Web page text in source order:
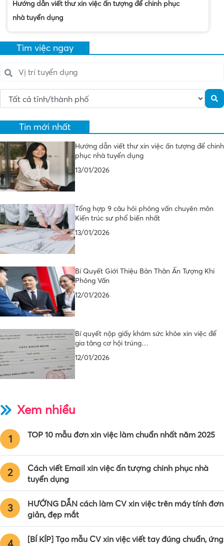
Hướng dẫn viết thư xin việc ấn tượng để chinh phục
nhà tuyển dụng
Tìm việc ngay
Tin mới nhất
Hướng dẫn viết thư xin việc ấn tượng để chinh
phục nhà tuyển dụng
13/01/2026
Tổng hợp 9 câu hỏi phỏng vấn chuyên môn
Kiến trúc sư phổ biến nhất
13/01/2026
Bí Quyết Giới Thiệu Bản Thân Ấn Tượng Khi
Phỏng Vấn
12/01/2026
Bí quyết nộp giấy khám sức khỏe xin việc để
gia tăng cơ hội trúng…
12/01/2026
Xem nhiều
1 TOP 10 mẫu đơn xin việc làm chuẩn nhất năm 2025
2
Cách viết Email xin việc ấn tượng chinh phục nhà
tuyển dụng
3
HƯỚNG DẪN cách làm CV xin việc trên máy tính đơn
giản, đẹp mắt
4
[BÍ KÍP] Tạo mẫu CV xin việc viết tay đúng chuẩn, ứng